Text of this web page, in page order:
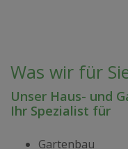
Was wir für
Unser Haus- und
Ihr Spezialist für
Gartenbau